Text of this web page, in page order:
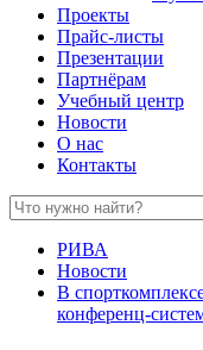
Проекты
Прайс-листы
Презентации
Партнёрам
Учебный центр
Новости
О нас
Контакты
РИВА
Новости
В
конференц-